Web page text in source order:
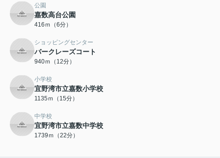
公園
嘉数高台公園
416ｍ（6分）
ショッピングセンター
バークレーズコート
940ｍ（12分）
小学校
宜野湾市立嘉数小学校
1135ｍ（15分）
中学校
宜野湾市立嘉数中学校
1739ｍ（22分）